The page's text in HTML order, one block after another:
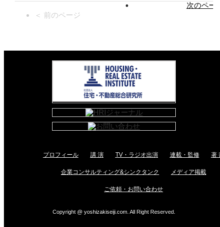
＜ 前のページ
次のペー
プロフィール 講 演 TV・ラジオ出演 連載・監修 著
企業コンサルティング&シンクタンク メディア掲載
ご依頼・お問い合わせ
Copyright @ yoshizakiseiji.com. All Right Reserved.